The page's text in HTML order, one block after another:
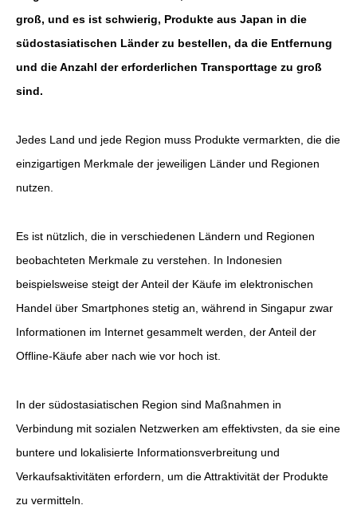
groß, und es ist schwierig, Produkte aus Japan in die
südostasiatischen Länder zu bestellen, da die Entfernung
und die Anzahl der erforderlichen Transporttage zu groß
sind.
Jedes Land und jede Region muss Produkte vermarkten, die die
einzigartigen Merkmale der jeweiligen Länder und Regionen
nutzen.
Es ist nützlich, die in verschiedenen Ländern und Regionen
beobachteten Merkmale zu verstehen. In Indonesien
beispielsweise steigt der Anteil der Käufe im elektronischen
Handel über Smartphones stetig an, während in Singapur zwar
Informationen im Internet gesammelt werden, der Anteil der
Offline-Käufe aber nach wie vor hoch ist.
In der südostasiatischen Region sind Maßnahmen in
Verbindung mit sozialen Netzwerken am effektivsten, da sie eine
buntere und lokalisierte Informationsverbreitung und
Verkaufsaktivitäten erfordern, um die Attraktivität der Produkte
zu vermitteln.